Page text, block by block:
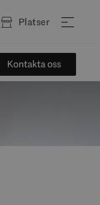
Platser
Kontakta oss